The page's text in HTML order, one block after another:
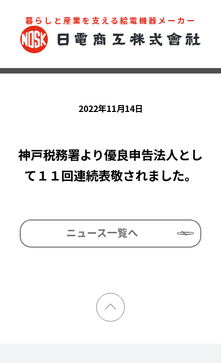
暮らしと産業を支える給電機器メーカー
お問い合わせ カタログ
2022年11月14日
神戸税務署より優良申告法人とし
て１１回連続表敬されました。
ニュース一覧へ